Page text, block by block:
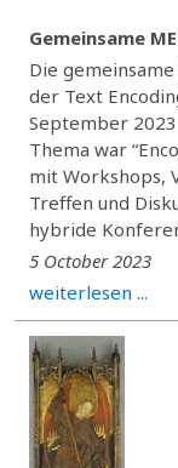
Gemeinsame
Die
der Text
September
Thema war
mit Workshops,
Treffen und
hybride
5 October 2023
weiterlesen ...